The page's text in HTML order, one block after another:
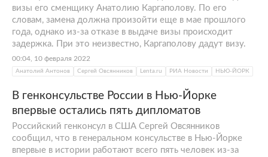
визы его сменщику Анатолию Каргаполову. По его
словам, замена должна произойти еще в мае прошлого
года, однако из-за отказе в выдаче визы происходит
задержка. При это неизвестно, Каргаполову дадут визу.
00:04, 10 февраля 2022
Анатолий Антонов Сергей Овсянников Lenta.ru РИА Новости НЬЮ-ЙОРК
В генконсульстве России в Нью-Йорке
впервые остались пять дипломатов
Российский генконсул в США Сергей Овсянников
сообщил, что в генеральном консульстве в Нью-Йорке
впервые в истории работают всего пять человек из-за